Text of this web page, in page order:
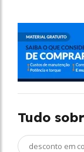
Tudo
desconto em